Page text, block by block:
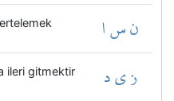
ertelemek ن س ا
ileri gitmektir ز ي د